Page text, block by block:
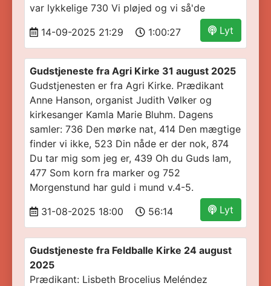
var lykkelige 730 Vi pløjed og vi så'de
Lyt
14-09-2025 21:29 1:00:27
Gudstjeneste fra Agri Kirke 31 august 2025
Gudstjenesten er fra Agri Kirke. Prædikant
Anne Hanson, organist Judith Vølker og
kirkesanger Kamla Marie Bluhm. Dagens
samler: 736 Den mørke nat, 414 Den mægtige
finder vi ikke, 523 Din nåde er der nok, 874
Du tar mig som jeg er, 439 Oh du Guds lam,
477 Som korn fra marker og 752
Morgenstund har guld i mund v.4-5.
Lyt
31-08-2025 18:00 56:14
Gudstjeneste fra Feldballe Kirke 24 august
2025
Prædikant: Lisbeth Brocelius Meléndez